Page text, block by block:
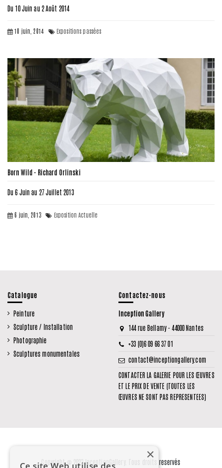
Du 10 Juin au 2 Août 2014
10 juin, 2014 Expositions passées
Born Wild - Richard Orlinski
Du 6 Juin au 27 Juillet 2013
6 juin, 2013 Exposition Actuelle
Catalogue
Peinture
Sculpture / Installation
Photographie
Sculptures monumentales
Contactez-nous
Inception Gallery
144 rue Bellamy - 44000 Nantes
+33 (0)6 09 66 37 01
contact@inceptiongallery.com
CONTACTER LA GALERIE POUR LES ŒUVRES
ET LE PRIX DE VENTE (TOUTES LES
ŒUVRES NE SONT PAS REPRESENTEES)
Copyright © 2023 InceptionGallery. Tous droits reservés
×